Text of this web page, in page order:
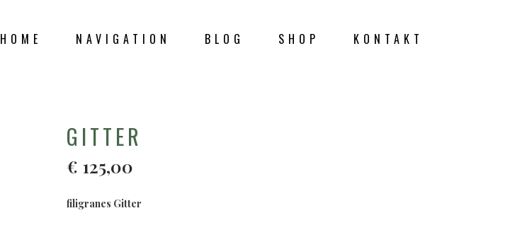
HOME NAVIGATION BLOG SHOP KONTAKT
SHOPGITTER
€ 125,00
filigranes Gitter